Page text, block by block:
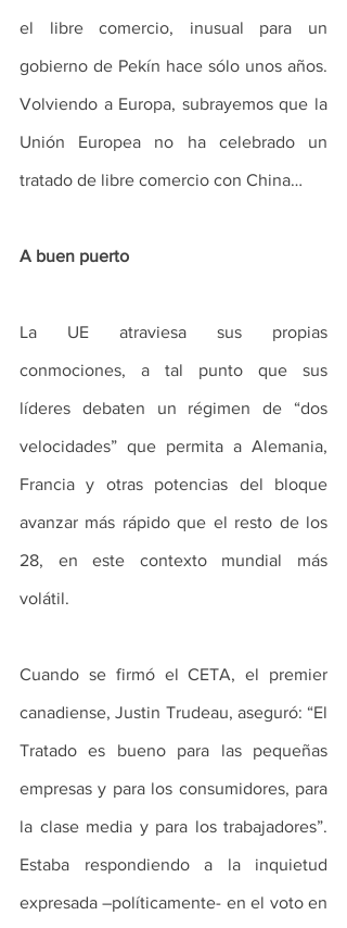
el libre comercio, inusual para un
gobierno de Pekín hace sólo unos años.
Volviendo a Europa, subrayemos que la
Unión Europea no ha celebrado un
tratado de libre comercio con China…
A buen puerto
La UE atraviesa sus propias
conmociones, a tal punto que sus
líderes debaten un régimen de “dos
velocidades” que permita a Alemania,
Francia y otras potencias del bloque
avanzar más rápido que el resto de los
28, en este contexto mundial más
volátil.
Cuando se firmó el CETA, el premier
canadiense, Justin Trudeau, aseguró: “El
Tratado es bueno para las pequeñas
empresas y para los consumidores, para
la clase media y para los trabajadores”.
Estaba respondiendo a la inquietud
expresada –políticamente- en el voto en